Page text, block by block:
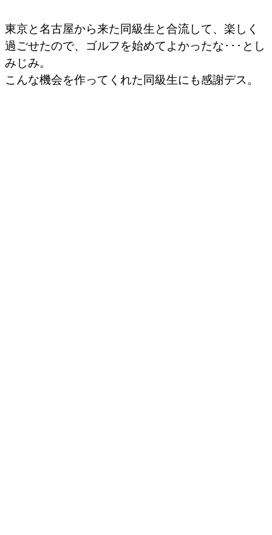
東京と名古屋から来た同級生と合流して、楽しく
過ごせたので、ゴルフを始めてよかったな･･･とし
みじみ。
こんな機会を作ってくれた同級生にも感謝デス。